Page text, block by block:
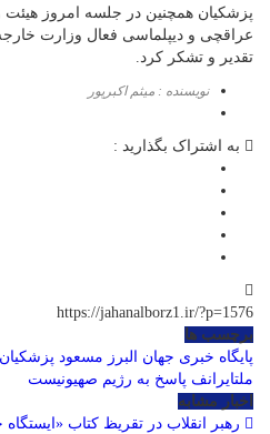
پزشکیان همچنین در جلسه امروز
عراقچی و دیپلماسی فعال وزارت
تقدیر و تشکر کرد.
نویسنده : میثم اکبرپور
به اشتراک بگذارید :
https://jahanalborz1.ir/?p=1576
برچسب ها
پایگاه خبری جهان البرز مسعود
ملتایرانف پاسخ به رژیم صهیونیست
اخبار مشابه
رهبر انقلاب در تقریظ کتاب